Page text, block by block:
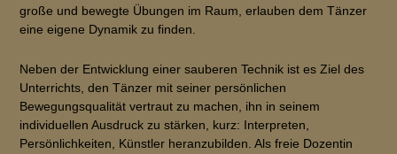
große und bewegte Übungen im Raum, erlauben dem Tänzer
eine eigene Dynamik zu finden.
Neben der Entwicklung einer sauberen Technik ist es Ziel des
Unterrichts, den Tänzer mit seiner persönlichen
Bewegungsqualität vertraut zu machen, ihn in seinem
individuellen Ausdruck zu stärken, kurz: Interpreten,
Persönlichkeiten, Künstler heranzubilden. Als freie Dozentin